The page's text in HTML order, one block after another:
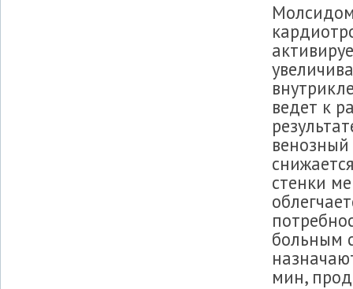
ведет к
венозный
стенки
больным
мин,